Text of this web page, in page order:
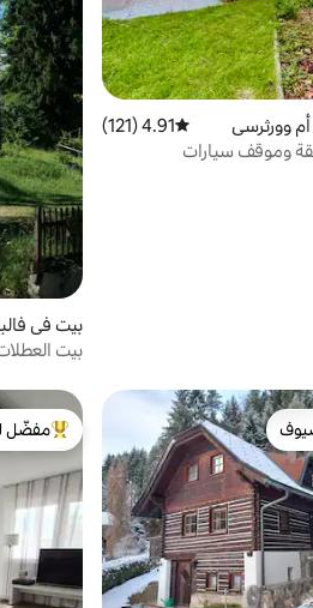
وورثرسي متوسط التقييم 4.91 من 5، 121 مراجعات
4.91 (121)
وموقف سيارات
بيت في
بيت
لدى الضيوف من أبرز
مفضّل